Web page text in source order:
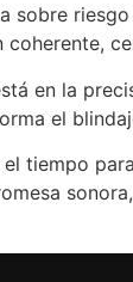
en la
el
tiempo